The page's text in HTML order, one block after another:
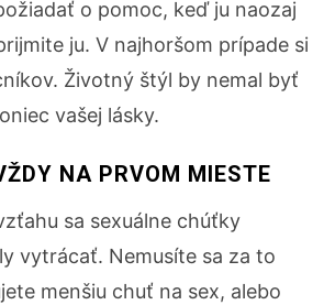
o pomoc, keď ju naozaj
ju. V najhoršom prípade si
Životný štýl by nemal byť
vašej lásky.
NA PRVOM MIESTE
sa sexuálne chúťky
vytrácať. Nemusíte sa za to
menšiu chuť na sex, alebo